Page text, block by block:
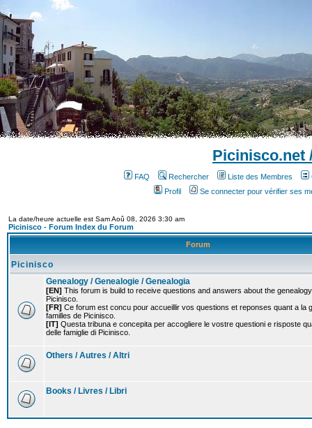
Picinisco.net
FAQ Rechercher Liste des Membres
Profil
Se connecter pour vérifier ses
La date/heure actuelle est Sam Aoû 08, 2026 3:30 am
Picinisco - Forum Index du Forum
Forum
Picinisco
Genealogy / Genealogie / Genealogia
[EN] This forum is build to receive questions and answers about the
Picinisco.
[FR] Ce forum est concu pour accueillir vos questions et reponses quant a la
familles de Picinisco.
[IT] Questa tribuna e concepita per accogliere le vostre questioni e risposte
delle famiglie di Picinisco.
Others / Autres / Altri
Books / Livres / Libri